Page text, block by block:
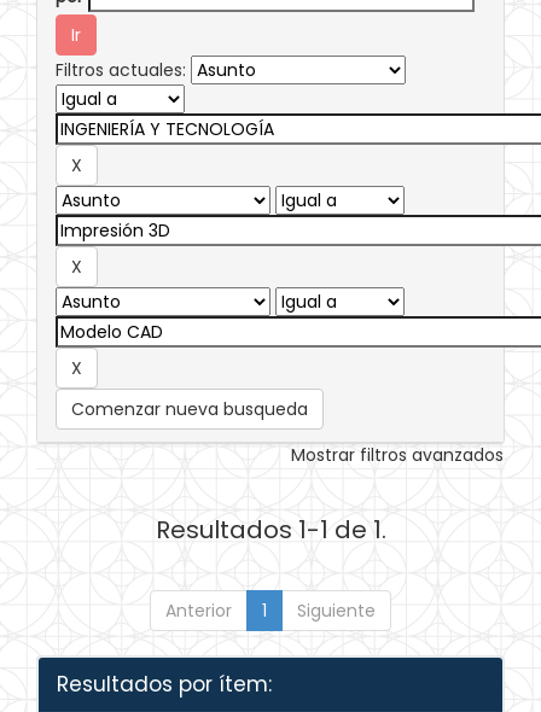
Filtros actuales:
Comenzar nueva busqueda
Mostrar filtros avanzados
Resultados 1-1 de 1.
Anterior 1 Siguiente
Resultados por ítem: